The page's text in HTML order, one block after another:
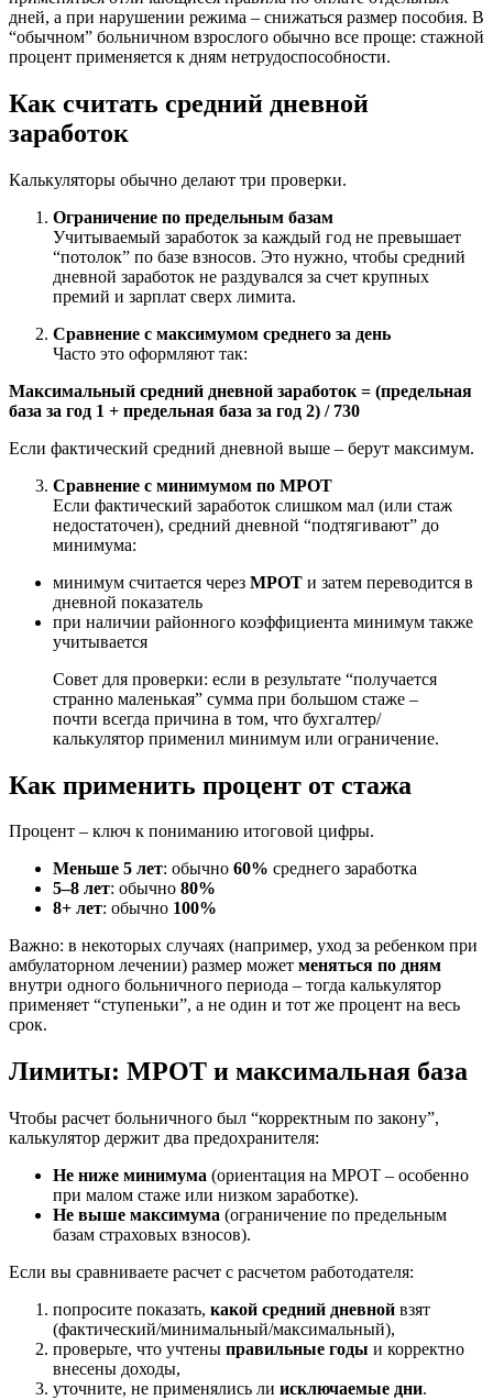
дней, а при нарушении режима – снижаться размер пособия. В
“обычном” больничном взрослого обычно все проще: стажной
процент применяется к дням нетрудоспособности.
Как считать средний дневной
заработок
Калькуляторы обычно делают три проверки.
Ограничение по предельным базам
Учитываемый заработок за каждый год не превышает
“потолок” по базе взносов. Это нужно, чтобы средний
дневной заработок не раздувался за счет крупных
премий и зарплат сверх лимита.
Сравнение с максимумом среднего за день
Часто это оформляют так:
Максимальный средний дневной заработок = (предельная
база за год 1 + предельная база за год 2) / 730
Если фактический средний дневной выше – берут максимум.
Сравнение с минимумом по МРОТ
Если фактический заработок слишком мал (или стаж
недостаточен), средний дневной “подтягивают” до
минимума:
минимум считается через МРОТ и затем переводится в
дневной показатель
при наличии районного коэффициента минимум также
учитывается
Совет для проверки: если в результате “получается
странно маленькая” сумма при большом стаже –
почти всегда причина в том, что бухгалтер/
калькулятор применил минимум или ограничение.
Как применить процент от стажа
Процент – ключ к пониманию итоговой цифры.
Меньше 5 лет: обычно 60% среднего заработка
5–8 лет: обычно 80%
8+ лет: обычно 100%
Важно: в некоторых случаях (например, уход за ребенком при
амбулаторном лечении) размер может меняться по дням
внутри одного больничного периода – тогда калькулятор
применяет “ступеньки”, а не один и тот же процент на весь
срок.
Лимиты: МРОТ и максимальная база
Чтобы расчет больничного был “корректным по закону”,
калькулятор держит два предохранителя:
Не ниже минимума (ориентация на МРОТ – особенно
при малом стаже или низком заработке).
Не выше максимума (ограничение по предельным
базам страховых взносов).
Если вы сравниваете расчет с расчетом работодателя:
попросите показать, какой средний дневной взят
(фактический/минимальный/максимальный),
проверьте, что учтены правильные годы и корректно
внесены доходы,
уточните, не применялись ли исключаемые дни.